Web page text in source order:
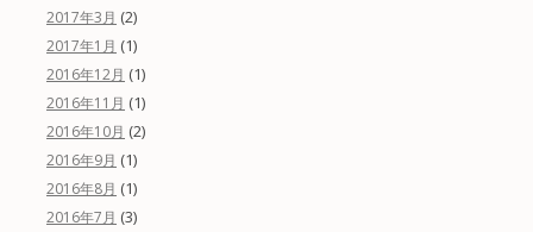
2017年3月 (2)
2017年1月 (1)
2016年12月 (1)
2016年11月 (1)
2016年10月 (2)
2016年9月 (1)
2016年8月 (1)
2016年7月 (3)